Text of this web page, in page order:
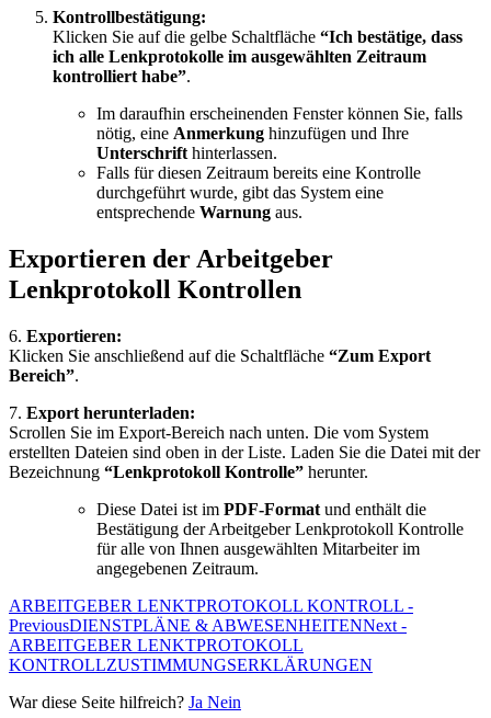
Kontrollbestätigung:
Klicken Sie auf die gelbe Schaltfläche “Ich bestätige, dass
ich alle Lenkprotokolle im ausgewählten Zeitraum
kontrolliert habe”.
Im daraufhin erscheinenden Fenster können Sie, falls
nötig, eine Anmerkung hinzufügen und Ihre
Unterschrifthinterlassen.
Falls für diesen Zeitraum bereits eine Kontrolle
durchgeführt wurde, gibt das System eine
entsprechende Warnung aus.
Exportieren der Arbeitgeber
Lenkprotokoll Kontrollen
6. Exportieren:
Klicken Sie anschließend auf die Schaltfläche “Zum Export
Bereich”.
7. Export herunterladen:
Scrollen Sie im Export-Bereich nach unten. Die vom System
erstellten Dateien sind oben in der Liste. Laden Sie die Datei mit der
Bezeichnung “Lenkprotokoll Kontrolle” herunter.
Diese Datei ist im PDF-Formatund enthält die
Bestätigung der Arbeitgeber Lenkprotokoll Kontrolle
für alle von Ihnen ausgewählten Mitarbeiter im
angegebenen Zeitraum.
ARBEITGEBER LENKTPROTOKOLL KONTROLL -
PreviousDIENSTPLÄNE & ABWESENHEITENNext -
ARBEITGEBER LENKTPROTOKOLL
KONTROLLZUSTIMMUNGSERKLÄRUNGEN
War diese Seite hilfreich? Ja Nein